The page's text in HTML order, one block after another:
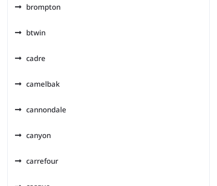
brompton
btwin
cadre
camelbak
cannondale
canyon
carrefour